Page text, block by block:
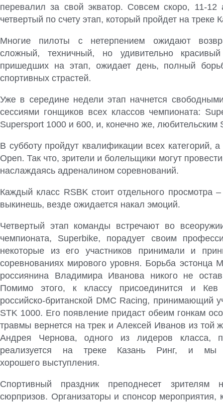
перевалил за свой экватор. Совсем скоро, 11-12
четвертый по счету этап, который пройдет на треке
Многие пилоты с нетерпением ожидают
сложный, техничный, но удивительно
пришедших на этап, ожидает день, полный
спортивных страстей.
Уже в середине недели этап начнется
сессиями гонщиков всех классов чемпионата:
Supersport 1000 и 600, и, конечно же, любительским
В субботу пройдут квалификации всех категорий,
Open. Так что, зрители и болельщики могут
наслаждаясь адреналином соревнований.
Каждый класс RSBK стоит отдельного просмотра
выкинешь, везде ожидается накал эмоций.
Четвертый этап команды встречают во
чемпионата, Superbike, порадует своим
некоторые из его участников принимали и
соревнованиях мирового уровня. Борьба эстонца
россиянина Владимира Иванова никого не
Помимо этого, к классу присоединится и
российско-британской DMC Racing, принимающий
STK 1000. Его появление придаст обеим гонкам
травмы вернется на трек и Алексей Иванов из той
Андрея Чернова, одного из лидеров класса,
реализуется на треке Казань Ринг, и
хорошего выступления.
Спортивный праздник преподнесет зрителям
сюрпризов. Организаторы и спонсор мероприятия,